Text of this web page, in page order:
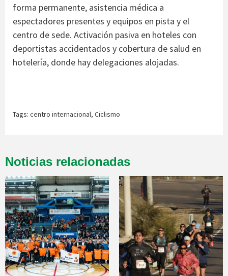
forma permanente, asistencia médica a
espectadores presentes y equipos en pista y el
centro de sede. Activación pasiva en hoteles con
deportistas accidentados y cobertura de salud en
hotelería, donde hay delegaciones alojadas.
Tags: centro internacional, Ciclismo
Noticias relacionadas